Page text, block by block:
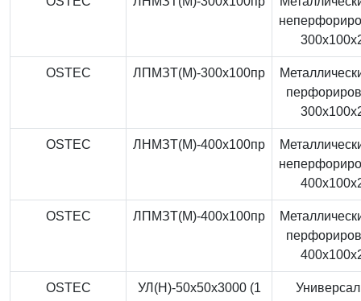
OSTEC ЛПМЗТ(М)-300x100пр
OSTEC ЛНМЗТ(М)-400x100пр
OSTEC ЛПМЗТ(М)-400x100пр
OSTEC
УЛ(Н)-50x50x3000 (1